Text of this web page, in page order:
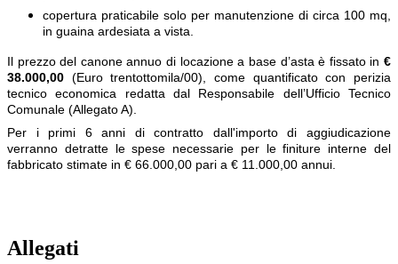
copertura praticabile solo per manutenzione di circa 100 mq,
in guaina ardesiata a vista.
Il prezzo del canone annuo di locazione a base d’asta è fissato in €
38.000,00 (Euro trentottomila/00), come quantificato con perizia
tecnico economica redatta dal Responsabile dell’Ufficio Tecnico
Comunale (Allegato A).
Per i primi 6 anni di contratto dall'importo di aggiudicazione
verranno detratte le spese necessarie per le finiture interne del
fabbricato stimate in € 66.000,00 pari a € 11.000,00 annui.
Allegati